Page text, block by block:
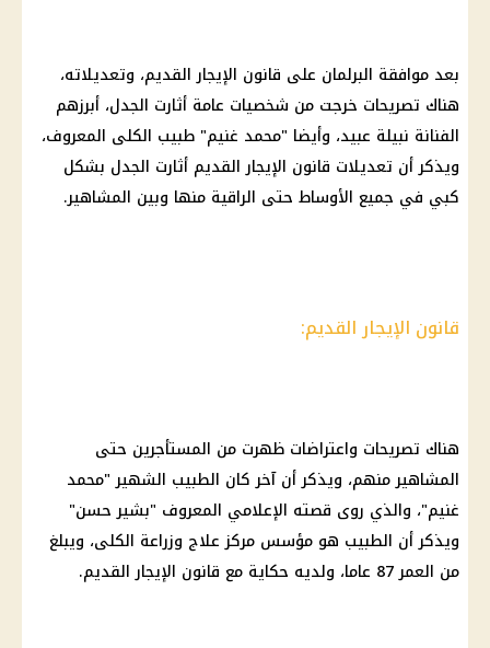
بعد موافقة البرلمان على قانون الإيجار القديم، وتعديلاته،
هناك تصريحات خرجت من شخصيات عامة أثارت الجدل، أبرزهم
الفنانة نبيلة عبيد، وأيضا "محمد غنيم" طبيب الكلى المعروف،
ويذكر أن تعديلات قانون الإيجار القديم أثارت الجدل بشكل
كبي في جميع الأوساط حتى الراقية منها وبين المشاهير.
قانون الإيجار القديم:
هناك تصريحات واعتراضات ظهرت من المستأجرين حتى
المشاهير منهم، ويذكر أن آخر كان الطبيب الشهير "محمد
غنيم"، والذي روى قصته الإعلامي المعروف "بشير حسن"
ويذكر أن الطبيب هو مؤسس مركز علاج وزراعة الكلى، ويبلغ
من العمر 87 عاما، ولديه حكاية مع قانون الإيجار القديم.